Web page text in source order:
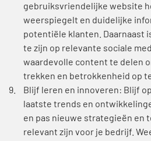
gebruiksvriendelijke website
weerspiegelt en duidelijke
potentiële klanten. Daarnaast
te zijn op relevante sociale
waardevolle content te delen
trekken en betrokkenheid op
Blijf leren en innoveren: Blijf
laatste trends en
en pas nieuwe strategieën en
relevant zijn voor je bedrijf.